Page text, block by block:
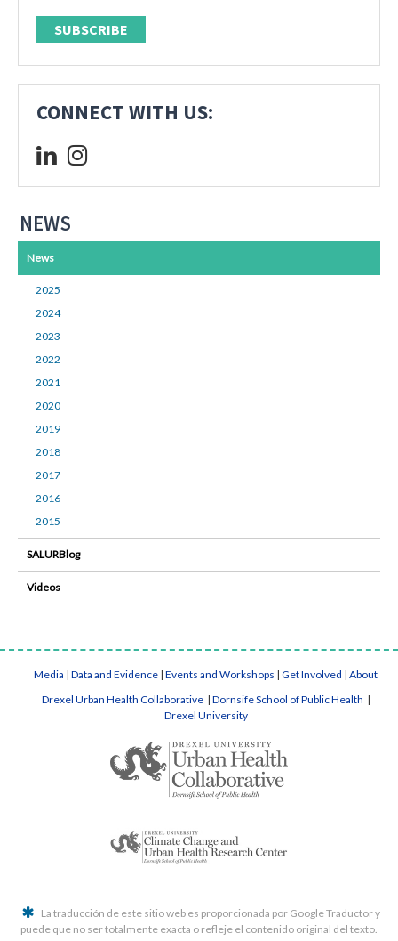
SUBSCRIBE
CONNECT WITH US:
NEWS
News
2025
2024
2023
2022
2021
2020
2019
2018
2017
2016
2015
SALURBlog
Videos
Media | Data and Evidence | Events and Workshops | Get Involved | About
Drexel Urban Health Collaborative | Dornsife School of Public Health |
Drexel University
La traducción de este sitio web es proporcionada por Google Traductor y
puede que no ser totalmente exacta o refleje el contenido original del texto.